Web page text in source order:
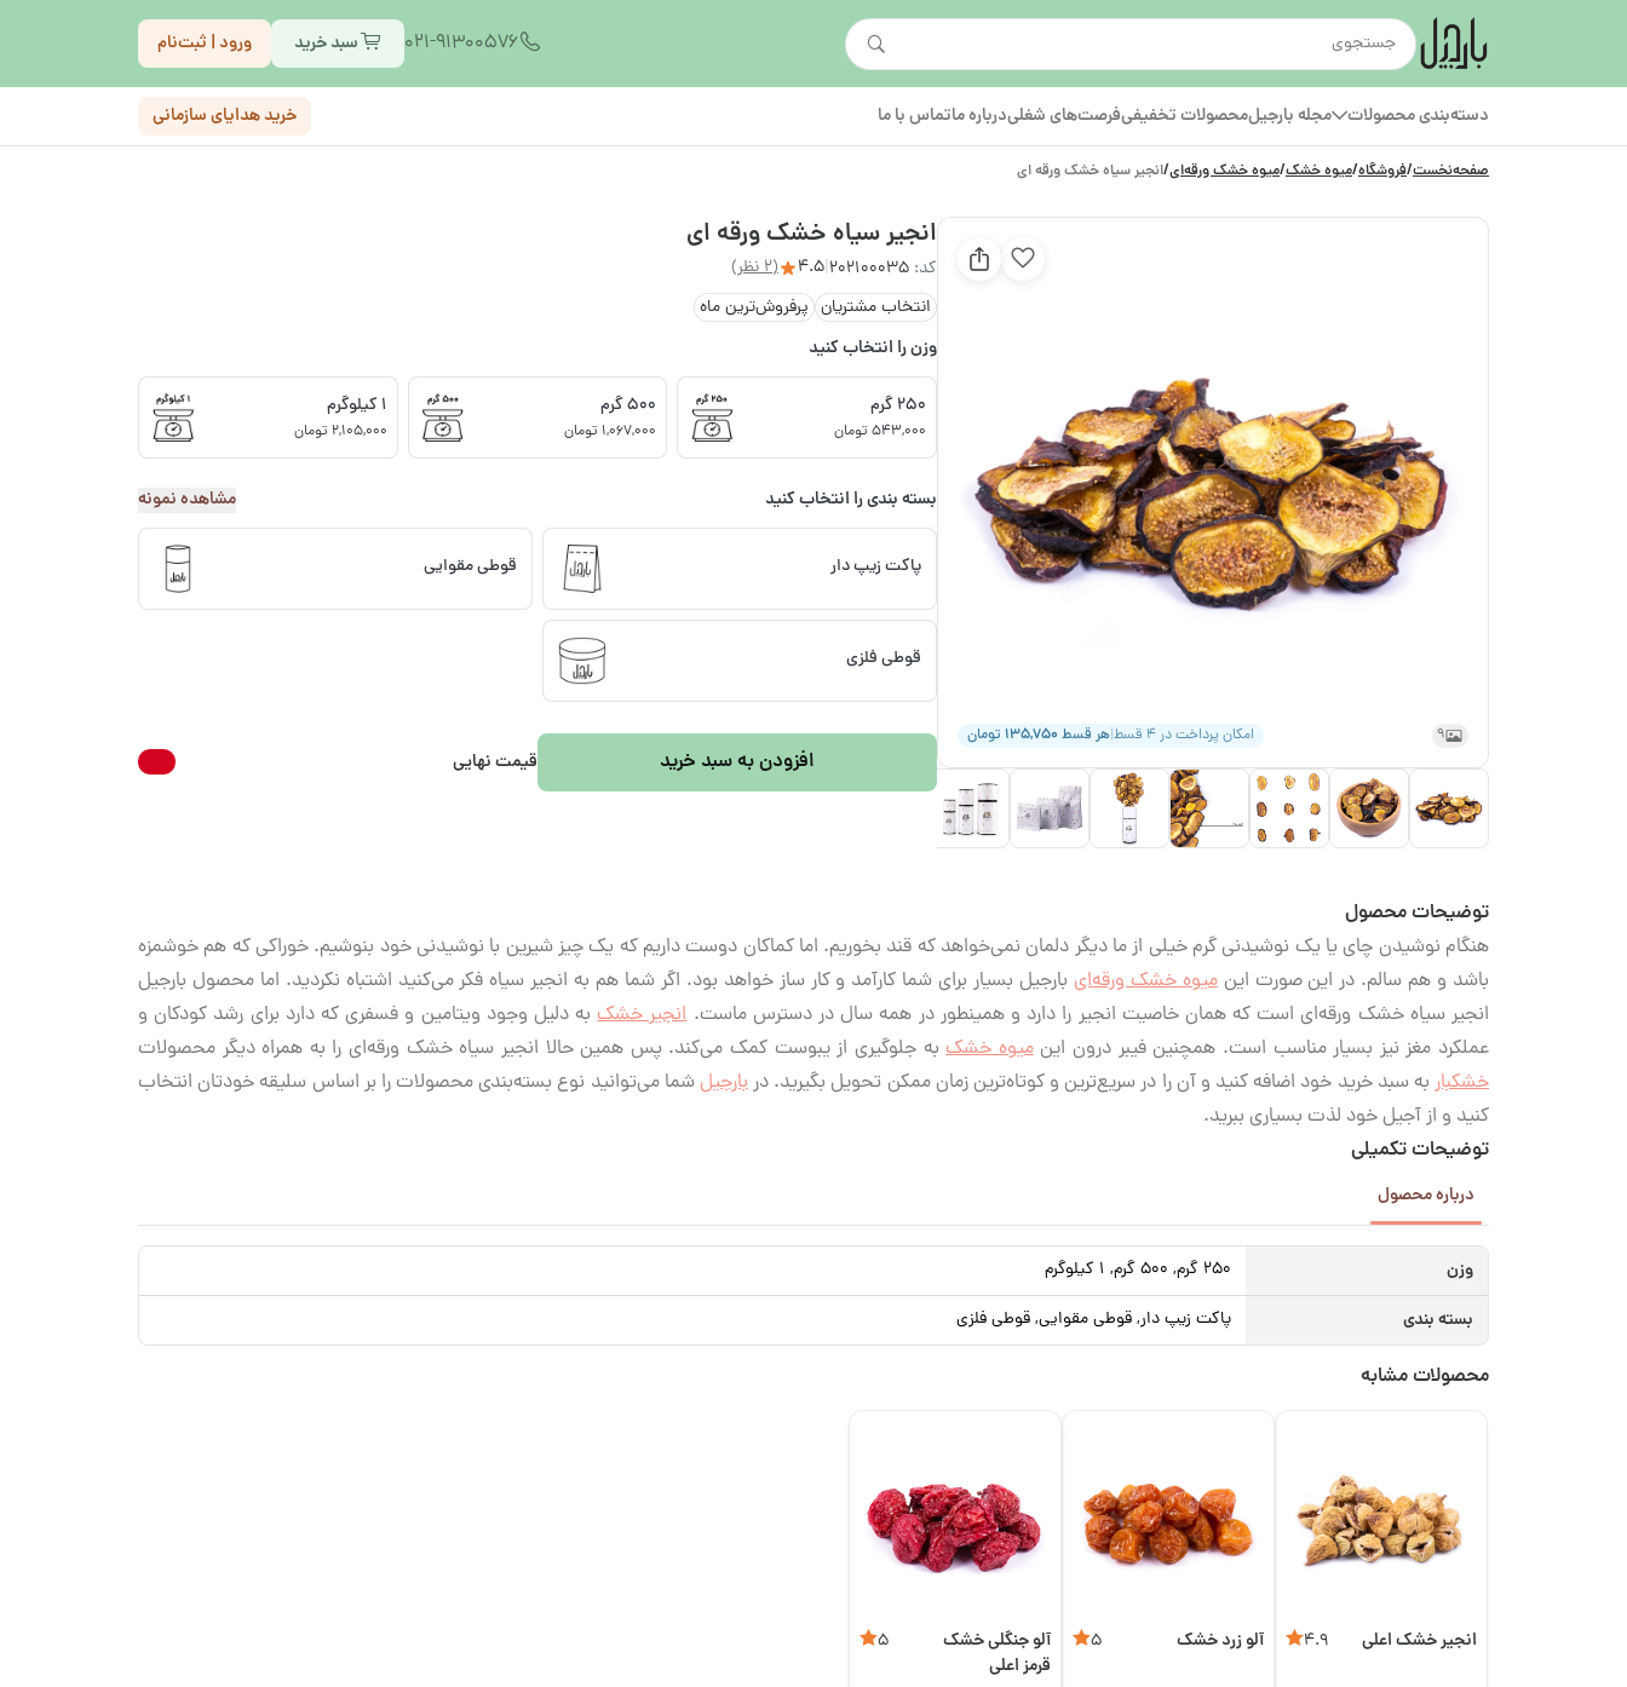
021-91300576 سبد خرید ورود | ثبت‌نام
دسته‌بندی محصولات مجله بارجیلمحصولات تخفیفیفرصت‌های شغلیدرباره ماتماس با ما خرید هدایای سازمانی
صفحه‌نخست/فروشگاه/میوه خشک/میوه خشک ورقه‌ای/انجیر سیاه خشک ورقه ای
9 امکان پرداخت در ۴ قسط |هر قسط ۱۳۵,۷۵۰ تومان
انجیر سیاه خشک ورقه ای
کد: 202100035
|
4.5
(2 نظر)
انتخاب مشتریان پرفروش‌ترین ماه
وزن را انتخاب کنید
250 گرم
543,000 تومان
500 گرم
1,067,000 تومان
1 کیلوگرم
2,105,000 تومان
بسته بندی را انتخاب کنید مشاهده نمونه
پاکت زیپ دار قوطی مقوایی
قوطی فلزی
افزودن به سبد خرید قیمت نهایی
توضیحات محصول
هنگام نوشیدن چای یا یک نوشیدنی گرم خیلی از ما دیگر دلمان نمی‌خواهد که قند بخوریم. اما کماکان دوست داریم که یک چیز شیرین با نوشیدنی خود بنوشیم. خوراکی که هم خوشمزه
باشد و هم سالم. در این صورت اینمیوه خشک ورقه‌ای بارجیل بسیار برای شما کارآمد و کار ساز خواهد بود. اگر شما هم به انجیر سیاه فکر می‌کنید اشتباه نکردید. اما محصول بارجیل
انجیر سیاه خشک ورقه‌ای است که همان خاصیت انجیر را دارد و همینطور در همه سال در دسترس ماست.انجیر خشکبه دلیل وجود ویتامین و فسفری که دارد برای رشد کودکان و
عملکرد مغز نیز بسیار مناسب است. همچنین فیبر درون اینمیوه خشکبه جلوگیری از یبوست کمک می‌کند. پس همین حالا انجیر سیاه خشک ورقه‌ای را به همراه دیگر محصولات
خشکباربه سبد خرید خود اضافه کنید و آن را در سریع‌ترین و کوتاه‌ترین زمان ممکن تحویل بگیرید. دربارجیل شما می‌توانید نوع بسته‌بندی محصولات را بر اساس سلیقه خودتان انتخاب
کنید و از آجیل خود لذت بسیاری ببرید.
توضیحات تکمیلی
درباره محصول
وزن 250 گرم, 500 گرم, 1 کیلوگرم
بسته بندی پاکت زیپ دار, قوطی مقوایی, قوطی فلزی
محصولات مشابه
انجیر خشک اعلی 4.9 آلو زرد خشک 5
آلو جنگلی خشک
قرمز اعلی
5